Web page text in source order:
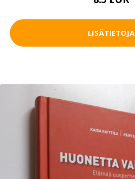
LISÄTIETOJA